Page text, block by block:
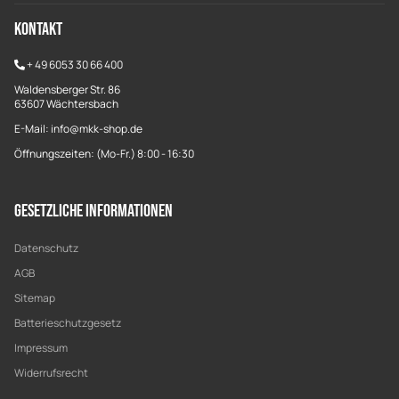
Kontakt
+49 6053 30 66 400
Waldensberger Str. 86
63607 Wächtersbach
E-Mail: info@mkk-shop.de
Öffnungszeiten: (Mo-Fr.) 8:00 - 16:30
Gesetzliche Informationen
Datenschutz
AGB
Sitemap
Batterieschutzgesetz
Impressum
Widerrufsrecht